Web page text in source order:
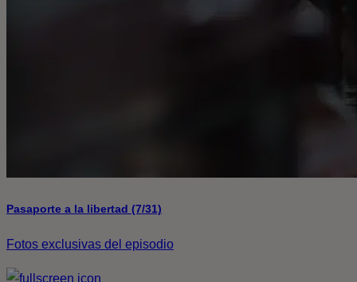
Pasaporte a la libertad (7/31)
Fotos exclusivas del episodio